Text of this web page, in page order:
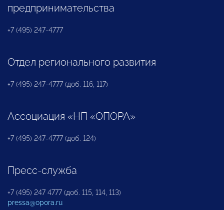
предпринимательства
+7 (495) 247-4777
Отдел регионального развития
+7 (495) 247-4777 (доб. 116, 117)
Ассоциация «НП «ОПОРА»
+7 (495) 247-4777 (доб. 124)
Пресс-служба
+7 (495) 247 4777 (доб. 115, 114, 113)
pressa@opora.ru